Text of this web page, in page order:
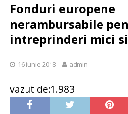
Fonduri europene
nerambursabile
intreprinderi mici
16 iunie 2018 admin
vazut de:1.983